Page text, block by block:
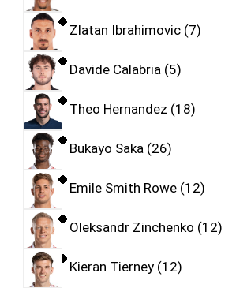
Zlatan Ibrahimovic 7
Davide Calabria 5
Theo Hernandez 18
Bukayo Saka 26
Emile Smith Rowe 12
Oleksandr Zinchenko 12
Kieran Tierney 12